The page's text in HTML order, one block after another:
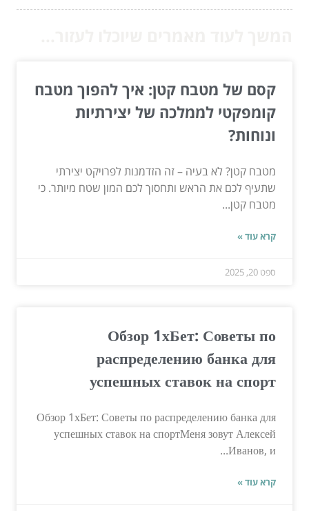
קסם של מטבח קטן: איך להפוך מטבח
קומפקטי לממלכה של יצירתיות
ונוחות?
מטבח קטן? לא בעיה – זה הזדמנות לפרויקט יצירתי
שתעיף לכם את הראש ותחסוך לכם המון שטח מיותר. כי
מטבח קטן...
קרא עוד »
ספט 20, 2025
Обзор 1хБет: Советы по
распределению банка для
успешных ставок на спорт
Обзор 1хБет: Советы по распределению банка для
успешных ставок на спортМеня зовут Алексей
Иванов, и...
קרא עוד »